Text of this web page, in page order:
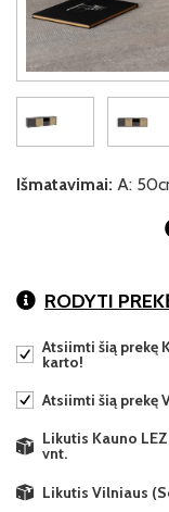
Išmatavimai: A:
RODYTI
Atsiimti šią prekę
karto!
Atsiimti šią prekę
Likutis Kauno
vnt.
Likutis Vilniaus